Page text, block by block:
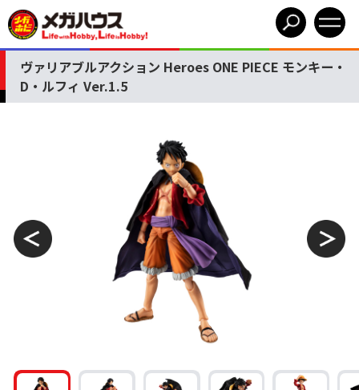
ヴァリアブルアクション Heroes ONE PIECE モンキー・
D・ルフィ Ver.1.5